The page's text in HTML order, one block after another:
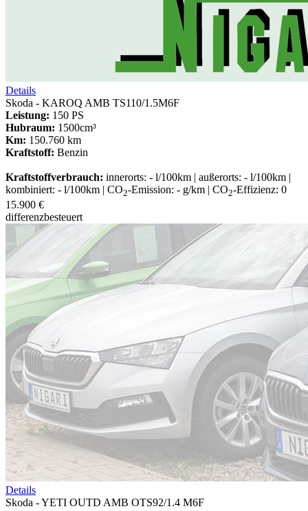
Details
Skoda - KAROQ AMB TS110/1.5M6F
Leistung: 150 PS
Hubraum: 1500cm³
Km: 150.760 km
Kraftstoff: Benzin
Kraftstoffverbrauch: innerorts: - l/100km | außerorts: - l/100km |
kombiniert: - l/100km | CO2-Emission: - g/km | CO2-Effizienz: 0
15.900 €
differenzbesteuert
Details
Skoda - YETI OUTD AMB OTS92/1.4 M6F